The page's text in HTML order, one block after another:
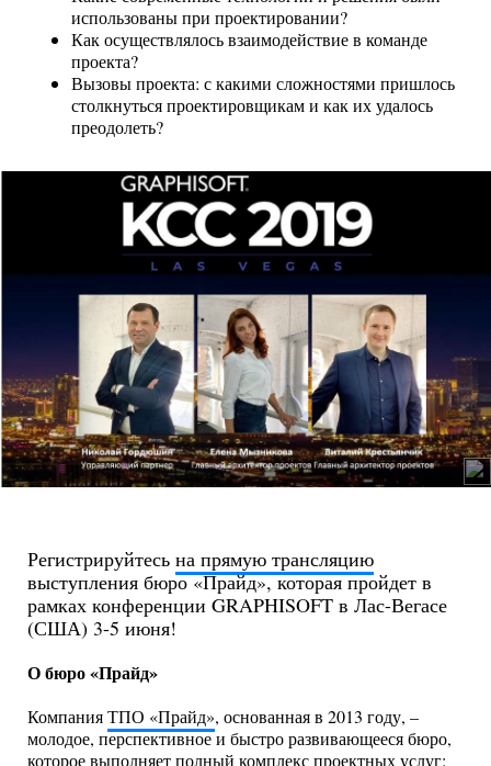
использованы при проектировании?
Как осуществлялось взаимодействие в команде
проекта?
Вызовы проекта: с какими сложностями пришлось
столкнуться проектировщикам и как их удалось
преодолеть?
Регистрируйтесь на прямую трансляцию
выступления бюро «Прайд», которая пройдет в
рамках конференции GRAPHISOFT в Лас-Вегасе
(США) 3-5 июня!
О бюро «Прайд»
КомпанияТПО «Прайд», основанная в 2013 году, –
молодое, перспективное и быстро развивающееся бюро,
которое выполняет полный комплекс проектных услуг: